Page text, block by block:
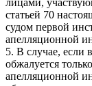
статьей 70
судом первой
апелляционной
5. В случае, если
обжалуется
апелляционной